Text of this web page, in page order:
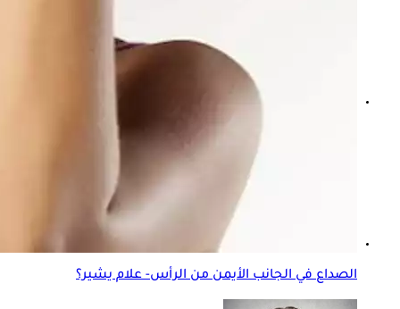
الصداع في الجانب الأيمن من الرأس- علام يشير؟